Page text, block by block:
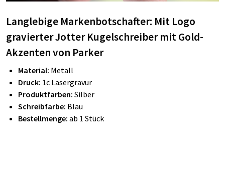
Langlebige Markenbotschafter: Mit Logo
gravierter Jotter Kugelschreiber mit Gold-
Akzenten von Parker
Material: Metall
Druck: 1c Lasergravur
Produktfarben: Silber
Schreibfarbe: Blau
Bestellmenge: ab 1 Stück